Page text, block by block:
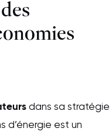
dans sa stratégie
d’énergie est un